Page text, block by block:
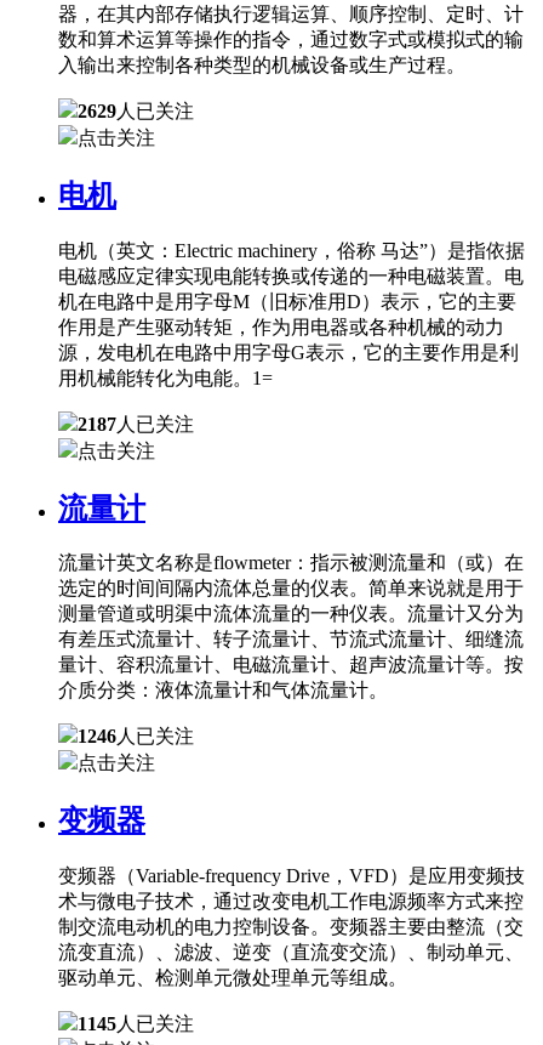
器，在其内部存储执行逻辑运算、顺序控制、定时、计
数和算术运算等操作的指令，通过数字式或模拟式的输
入输出来控制各种类型的机械设备或生产过程。
2629人已关注
点击关注
电机
电机（英文：Electric machinery，俗称 马达”）是指依据
电磁感应定律实现电能转换或传递的一种电磁装置。电
机在电路中是用字母M（旧标准用D）表示，它的主要
作用是产生驱动转矩，作为用电器或各种机械的动力
源，发电机在电路中用字母G表示，它的主要作用是利
用机械能转化为电能。1=
2187人已关注
点击关注
流量计
流量计英文名称是flowmeter：指示被测流量和（或）在
选定的时间间隔内流体总量的仪表。简单来说就是用于
测量管道或明渠中流体流量的一种仪表。流量计又分为
有差压式流量计、转子流量计、节流式流量计、细缝流
量计、容积流量计、电磁流量计、超声波流量计等。按
介质分类：液体流量计和气体流量计。
1246人已关注
点击关注
变频器
变频器（Variable-frequency Drive，VFD）是应用变频技
术与微电子技术，通过改变电机工作电源频率方式来控
制交流电动机的电力控制设备。变频器主要由整流（交
流变直流）、滤波、逆变（直流变交流）、制动单元、
驱动单元、检测单元微处理单元等组成。
1145人已关注